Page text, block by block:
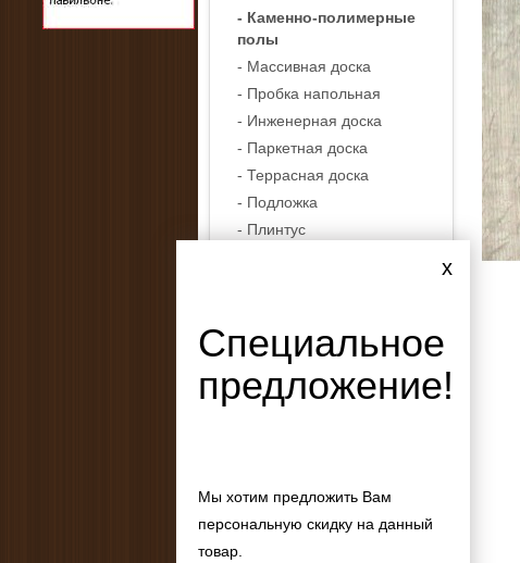
- Каменно-полимерные
полы
- Массивная доска
- Пробка напольная
- Инженерная доска
- Паркетная доска
- Террасная доска
- Подложка
- Плинтус
покрытия
Стеновые панели
Кровля
x
Специальное
предложение!
Мы хотим предложить Вам
персональную скидку на данный
товар.